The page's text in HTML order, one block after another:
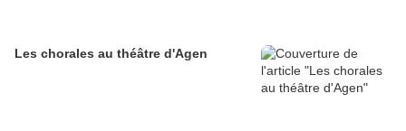
Les chorales au théâtre d'Agen